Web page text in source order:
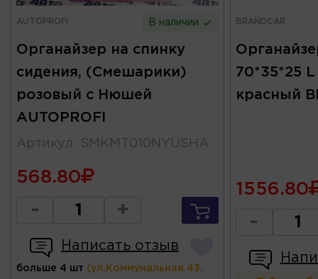
AUTOPROFI В наличии
Органайзер на спинку
сидения, (Смешарики)
розовый с Нюшей
AUTOPROFI
Артикул : SMKMT010NYUSHA
568.80
- +
Написать отзыв
больше 4 шт (ул.Коммунальная 43,
BRANDCAR
70*35*25
красный
1556.80
-